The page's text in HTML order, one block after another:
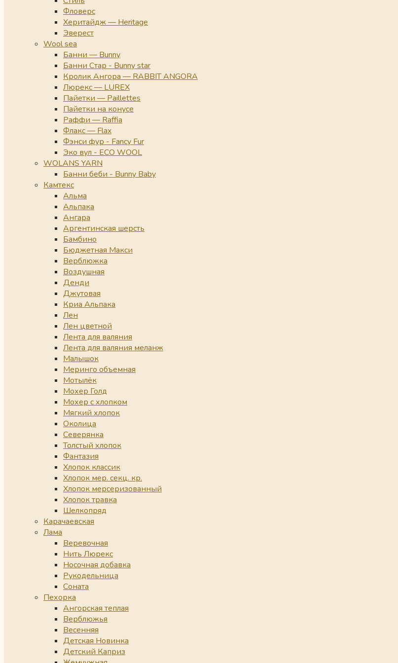
Фловерс
Херитайдж — Heritage
Эверест
Wool sea
Банни — Bunny
Банни Стар - Bunny star
Кролик Ангора — RABBIT ANGORA
Люрекс — LUREX
Пайетки — Paillettes
Пайетки на конусе
Раффи — Raffia
Флакс — Flax
Фэнси фур - Fancy Fur
Эко вул - ECO WOOL
WOLANS YARN
Банни беби - Bunny Baby
Камтекс
Альма
Альпака
Ангара
Аргентинская шерсть
Бамбино
Бюджетная Макси
Верблюжка
Воздушная
Денди
Джутовая
Криа Альпака
Лен
Лен цветной
Лента для валяния
Лента для валяния меланж
Малышок
Меринго объемная
Мотылёк
Мохер Голд
Мохер с хлопком
Мягкий хлопок
Околица
Северянка
Толстый хлопок
Фантазия
Хлопок классик
Хлопок мер. секц. кр.
Хлопок мерсеризованный
Хлопок травка
Шелкопряд
Карачаевская
Лама
Веревочная
Нить Люрекс
Носочная добавка
Рукодельница
Соната
Пехорка
Ангорская теплая
Верблюжья
Весенняя
Детская Новинка
Детский Каприз